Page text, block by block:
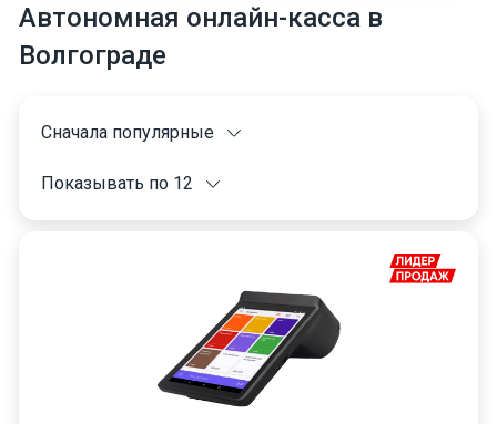
Автономная онлайн-касса в
Волгограде
Сначала популярные
Показывать по 12